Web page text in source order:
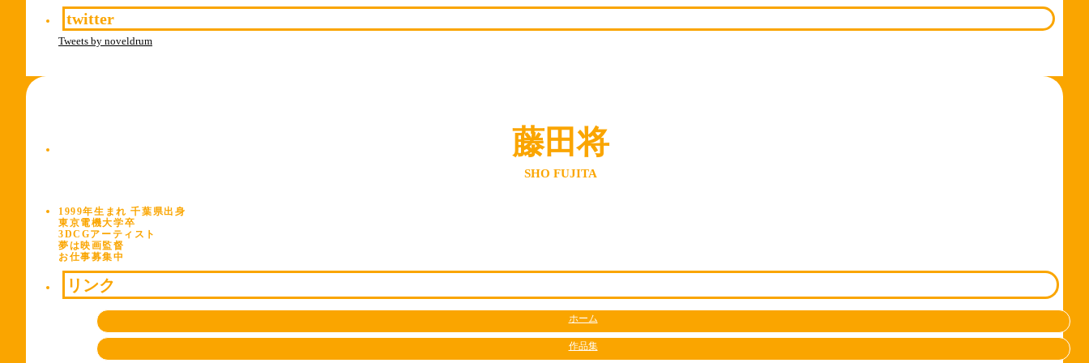
twitter
Tweets by noveldrum
藤田将
SHO FUJITA
1999年生まれ 千葉県出身
東京電機大学卒
3DCGアーティスト
夢は映画監督
お仕事募集中
リンク
ホーム
作品集